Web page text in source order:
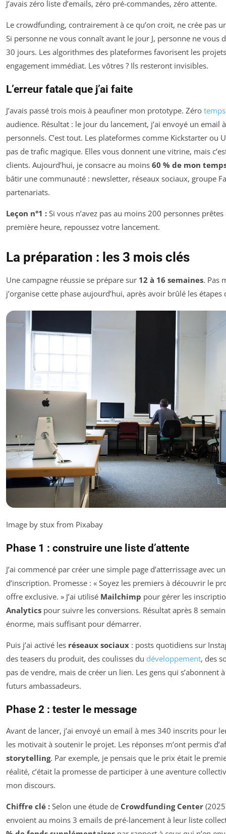
J’avais zéro liste d’emails, zéro pré-commandes, zéro attente.
Le crowdfunding, contrairement à ce qu’on croit, ne crée pas
Si personne ne vous connaît avant le jour J, personne ne vous
30 jours. Les algorithmes des plateformes favorisent les
engagement immédiat. Les vôtres ? Ils resteront invisibles.
L’erreur fatale que j’ai faite
J’avais passé trois mois à peaufiner mon prototype. Zéro temps
audience. Résultat : le jour du lancement, j’ai envoyé un email
personnels. C’est tout. Les plateformes comme Kickstarter ou
pas de trafic magique. Elles vous donnent une vitrine, mais
clients. Aujourd’hui, je consacre au moins 60 % de mon
bâtir une communauté : newsletter, réseaux sociaux, groupe
partenariats.
Leçon n°1 : Si vous n’avez pas au moins 200 personnes
première heure, repoussez votre lancement.
La préparation : les 3 mois clés
Une campagne réussie se prépare sur 12 à 16 semaines. Pas
j’organise cette phase aujourd’hui, après avoir brûlé les étapes
Image by stux from Pixabay
Phase 1 : construire une liste d’attente
J’ai commencé par créer une simple page d’atterrissage avec
d’inscription. Promesse : « Soyez les premiers à découvrir le
offre exclusive. » J’ai utilisé Mailchimp pour gérer les
Analytics pour suivre les conversions. Résultat après 8
énorme, mais suffisant pour démarrer.
Puis j’ai activé les réseaux sociaux : posts quotidiens sur
des teasers du produit, des coulisses du développement, des
pas de vendre, mais de créer un lien. Les gens qui s’abonnent
futurs ambassadeurs.
Phase 2 : tester le message
Avant de lancer, j’ai envoyé un email à mes 340 inscrits pour
les motivait à soutenir le projet. Les réponses m’ont permis
storytelling. Par exemple, je pensais que le prix était le
réalité, c’était la promesse de participer à une aventure
mon discours.
Chiffre clé : Selon une étude de Crowdfunding Center
envoient au moins 3 emails de pré-lancement à leur liste